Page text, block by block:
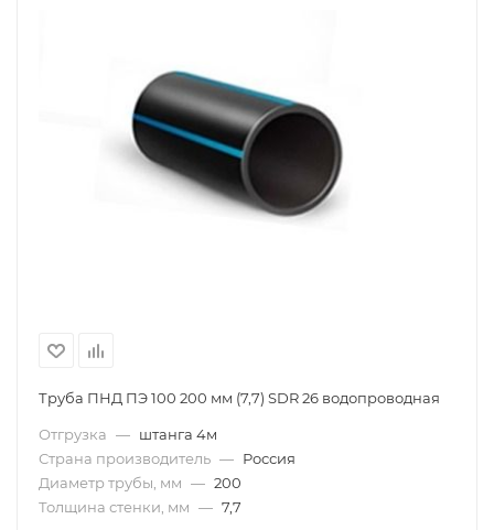
Труба ПНД ПЭ 100 200 мм (7,7) SDR 26 водопроводная
Отгрузка — штанга 4м
Страна производитель — Россия
Диаметр трубы, мм — 200
Толщина стенки, мм — 7,7